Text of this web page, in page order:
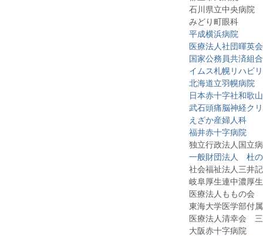
石川県立中央病院
みどり町眼科
平成横浜病院
医療法人社団暉英
国家公務員共済組
イムス札幌リハビ
北海道立羽幌病院
日本赤十字社和歌
武石頭痛脳神経ク
えざか産婦人科
福井赤十字病院
独立行政法人国立病
一般財団法人 杜
社会福祉法人三井記
岐阜厚生連中濃厚生
医療法人ももの会 仲
東海大学医学部付属
医療法人清幸会 三
大阪赤十字病院